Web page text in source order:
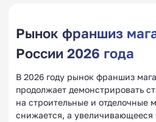
Рынок франшиз
России 2026 года
В 2026 году рынок франшиз
продолжает демонстрировать
на строительные и отделочные
снижается, а увеличивающееся